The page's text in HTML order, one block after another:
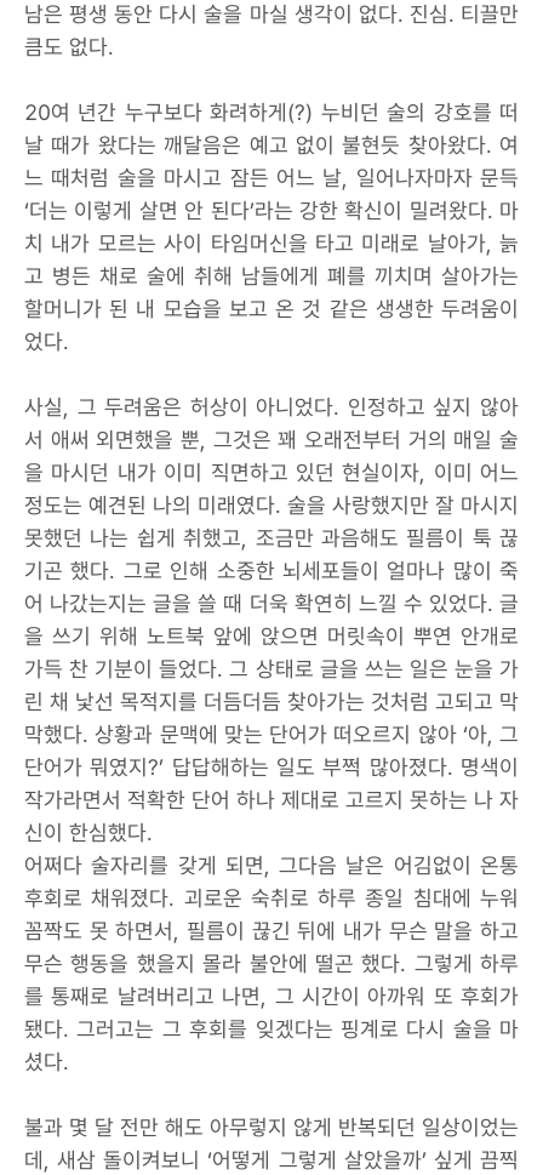
남은 평생 동안 다시 술을 마실 생각이 없다. 진심. 티끌만
큼도 없다.
20여 년간 누구보다 화려하게(?) 누비던 술의 강호를 떠
날 때가 왔다는 깨달음은 예고 없이 불현듯 찾아왔다. 여
느 때처럼 술을 마시고 잠든 어느 날, 일어나자마자 문득
‘더는 이렇게 살면 안 된다’라는 강한 확신이 밀려왔다. 마
치 내가 모르는 사이 타임머신을 타고 미래로 날아가, 늙
고 병든 채로 술에 취해 남들에게 폐를 끼치며 살아가는
할머니가 된 내 모습을 보고 온 것 같은 생생한 두려움이
었다.
사실, 그 두려움은 허상이 아니었다. 인정하고 싶지 않아
서 애써 외면했을 뿐, 그것은 꽤 오래전부터 거의 매일 술
을 마시던 내가 이미 직면하고 있던 현실이자, 이미 어느
정도는 예견된 나의 미래였다. 술을 사랑했지만 잘 마시지
못했던 나는 쉽게 취했고, 조금만 과음해도 필름이 툭 끊
기곤 했다. 그로 인해 소중한 뇌세포들이 얼마나 많이 죽
어 나갔는지는 글을 쓸 때 더욱 확연히 느낄 수 있었다. 글
을 쓰기 위해 노트북 앞에 앉으면 머릿속이 뿌연 안개로
가득 찬 기분이 들었다. 그 상태로 글을 쓰는 일은 눈을 가
린 채 낯선 목적지를 더듬더듬 찾아가는 것처럼 고되고 막
막했다. 상황과 문맥에 맞는 단어가 떠오르지 않아 ‘아, 그
단어가 뭐였지?’ 답답해하는 일도 부쩍 많아졌다. 명색이
작가라면서 적확한 단어 하나 제대로 고르지 못하는 나 자
신이 한심했다.
어쩌다 술자리를 갖게 되면, 그다음 날은 어김없이 온통
후회로 채워졌다. 괴로운 숙취로 하루 종일 침대에 누워
꼼짝도 못 하면서, 필름이 끊긴 뒤에 내가 무슨 말을 하고
무슨 행동을 했을지 몰라 불안에 떨곤 했다. 그렇게 하루
를 통째로 날려버리고 나면, 그 시간이 아까워 또 후회가
됐다. 그러고는 그 후회를 잊겠다는 핑계로 다시 술을 마
셨다.
불과 몇 달 전만 해도 아무렇지 않게 반복되던 일상이었는
데, 새삼 돌이켜보니 ‘어떻게 그렇게 살았을까’ 싶게 끔찍